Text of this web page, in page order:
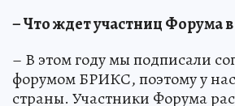
– Что ждет участниц Форума в
– В этом году мы подписали
форумом БРИКС, поэтому у
страны. Участники Форума